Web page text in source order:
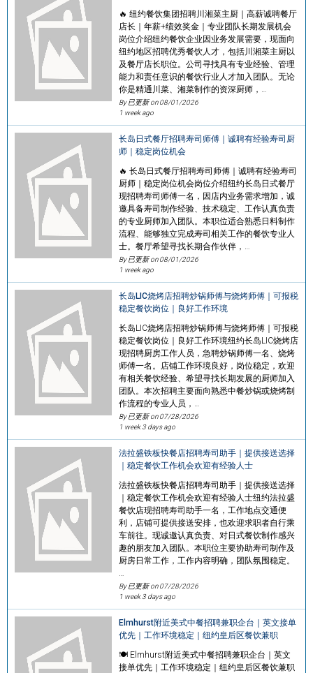
🔥 纽约餐饮集团招聘川湘菜主厨｜高薪诚聘餐厅
店长｜年薪+绩效奖金｜专业团队长期发展机会
岗位介绍纽约餐饮企业因业务发展需要，现面向
纽约地区招聘优秀餐饮人才，包括川湘菜主厨以
及餐厅店长职位。公司寻找具有专业经验、管理
能力和责任意识的餐饮行业人才加入团队。无论
你是精通川菜、湘菜制作的资深厨师，…
By 已更新 on08/01/2026
1 week ago
长岛日式餐厅招聘寿司师傅｜诚聘有经验寿司厨
师｜稳定岗位机会
🔥 长岛日式餐厅招聘寿司师傅｜诚聘有经验寿司
厨师｜稳定岗位机会岗位介绍纽约长岛日式餐厅
现招聘寿司师傅一名，因店内业务需求增加，诚
邀具备寿司制作经验、技术稳定、工作认真负责
的专业厨师加入团队。本职位适合熟悉日料制作
流程、能够独立完成寿司相关工作的餐饮专业人
士。餐厅希望寻找长期合作伙伴，…
By 已更新 on08/01/2026
1 week ago
长岛LIC烧烤店招聘炒锅师傅与烧烤师傅｜可报税
稳定餐饮岗位｜良好工作环境
长岛LIC烧烤店招聘炒锅师傅与烧烤师傅｜可报税
稳定餐饮岗位｜良好工作环境纽约长岛LIC烧烤店
现招聘厨房工作人员，急聘炒锅师傅一名、烧烤
师傅一名。店铺工作环境良好，岗位稳定，欢迎
有相关餐饮经验、希望寻找长期发展的厨师加入
团队。本次招聘主要面向熟悉中餐炒锅或烧烤制
作流程的专业人员，…
By 已更新 on07/28/2026
1 week 3 days ago
法拉盛铁板快餐店招聘寿司助手｜提供接送选择
｜稳定餐饮工作机会欢迎有经验人士
法拉盛铁板快餐店招聘寿司助手｜提供接送选择
｜稳定餐饮工作机会欢迎有经验人士纽约法拉盛
餐饮店现招聘寿司助手一名，工作地点交通便
利，店铺可提供接送安排，也欢迎求职者自行乘
车前往。现诚邀认真负责、对日式餐饮制作感兴
趣的朋友加入团队。本职位主要协助寿司制作及
厨房日常工作，工作内容明确，团队氛围稳定。
By 已更新 on07/28/2026
1 week 3 days ago
Elmhurst附近美式中餐招聘兼职企台｜英文接单
优先｜工作环境稳定｜纽约皇后区餐饮兼职
🍽️ Elmhurst附近美式中餐招聘兼职企台｜英文
接单优先｜工作环境稳定｜纽约皇后区餐饮兼职